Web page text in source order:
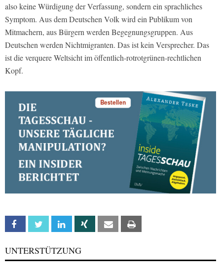
also keine Würdigung der Verfassung, sondern ein sprachliches
Symptom. Aus dem Deutschen Volk wird ein Publikum von
Mitmachern, aus Bürgern werden Begegnungsgruppen. Aus
Deutschen werden Nichtmigranten. Das ist kein Versprecher. Das
ist die verquere Weltsicht im öffentlich-rotrotgrünen-rechtlichen
Kopf.
Facebook Twitter Linkedin Xing Email
UNTERSTÜTZUNG